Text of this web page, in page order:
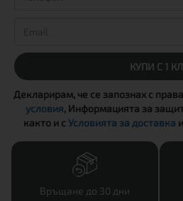
КУПИ С 1
Декларирам, че се запознах с
условия, Информацията за
както и сУсловията за доставка и
Връщане до 30 дни